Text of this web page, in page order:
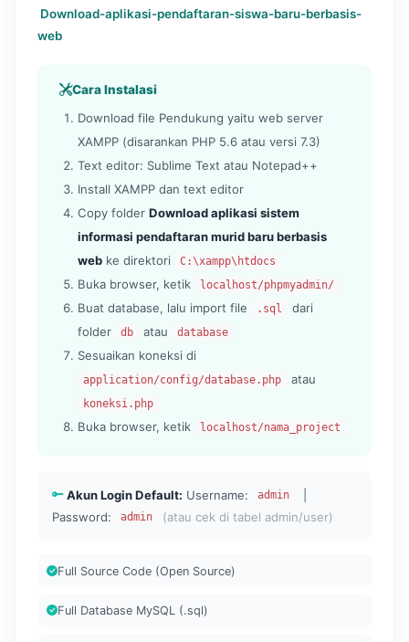
Download-aplikasi-pendaftaran-siswa-baru-berbasis-
web
Cara Instalasi
Download file Pendukung yaitu web server
XAMPP (disarankan PHP 5.6 atau versi 7.3)
Text editor: Sublime Text atau Notepad++
Install XAMPP dan text editor
Copy folder Download aplikasi sistem
informasi pendaftaran murid baru berbasis
web ke direktori C:\xampp\htdocs
Buka browser, ketik localhost/phpmyadmin/
Buat database, lalu import file .sql
dari
folder
db atau database
Sesuaikan koneksi di
application/config/database.php atau
koneksi.php
Buka browser, ketik localhost/nama_project
Akun Login Default: Username: admin
Password:
admin (atau cek di tabel admin/user)
Full Source Code (Open Source)
Full Database MySQL (.sql)